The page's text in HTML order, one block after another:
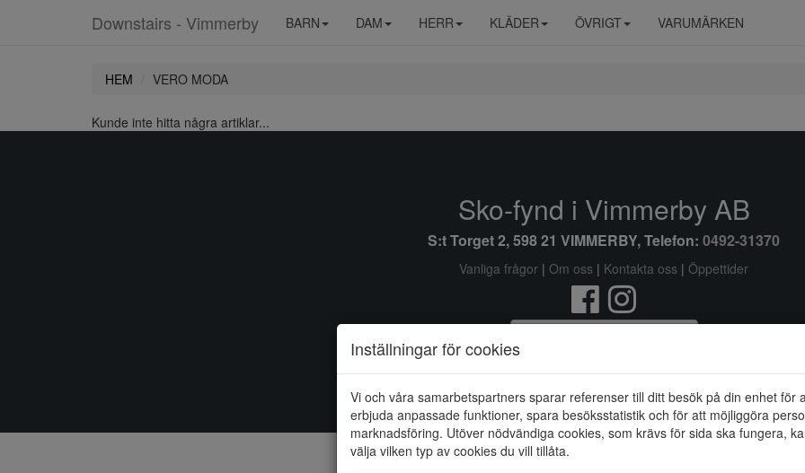
Downstairs - Vimmerby BARN DAM HERR KLÄDER ÖVRIGT VARUMÄRKEN
HEM VERO MODA
Kunde inte hitta några artiklar...
Inställningar för cookies
Vi och våra samarbetspartners sparar referenser till ditt besök på din enhet för
erbjuda anpassade funktioner, spara besöksstatistik och för att möjliggöra
marknadsföring. Utöver nödvändiga cookies, som krävs för sida ska fungera,
välja vilken typ av cookies du vill tillåta.
Sko-fynd i Vimmerby AB
S:t Torget 2, 598 21 VIMMERBY, Telefon: 0492-31370
Vanliga frågor | Om oss | Kontakta oss | Öppettider
© Sko-fynd i Vimmerby AB 2026 i samarbete medFlexicon